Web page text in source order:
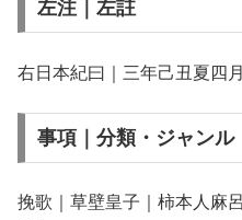
左注｜左註
右日本紀曰｜三年己丑夏四
事項｜分類・ジャンル
挽歌｜草壁皇子｜柿本人麻